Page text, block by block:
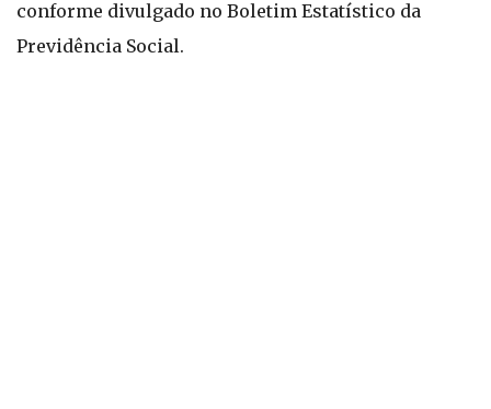
conforme divulgado no Boletim Estatístico da
Previdência Social.